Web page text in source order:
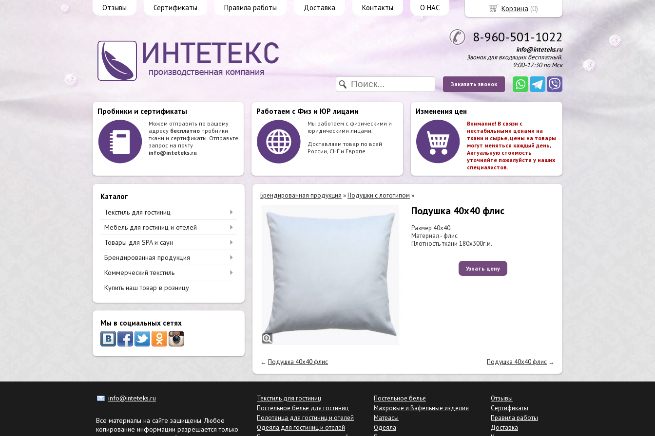
Отзывы Сертификаты Правила работы Доставка Контакты О НАС
8-960-501-1022
info@inteteks.ru
Звонок для входящих бесплатный.
9:00-17:30 по Мск
Заказать звонок
Пробники и сертификаты
Можем отправить по вашему
адресу бесплатно пробники
ткани и сертификаты. Отправьте
запрос на почту
info@inteteks.ru
Работаем с Физ и ЮР лицами
Мы работаем с физическими и
юридическими лицами.
Доставляем товар по всей
России, СНГ и Европе
Изменения цен
Внимание! В связи с
нестабильными ценами на
ткани и сырье, цены на товары
могут меняться каждый день,
Актуальную стоимость
уточняйте пожалуйста у наших
специалистов.
Каталог
Текстиль для гостиниц
Мебель для гостиниц и отелей
Товары для SPA и саун
Брендированная продукция
Коммерческий текстиль
Купить наш товар в розницу
Мы в социальных сетях
Брендированная продукция »Подушки с логотипом »
Подушка 40х40 флис
Размер 40х40
Материал - флис
Плотность ткани 180х300г.м.
Узнать цену
← Подушка 40х40 флис Подушка 40х40 флис →
info@inteteks.ru
Все материалы на сайте защищены. Любое
копирование информации разрешается только
Текстиль для гостиниц
Постельное белье для гостиниц
Полотенца для гостиниц и отелей
Одеяла для гостиниц и отелей
Постельное белье
Махровые и Вафельные изделия
Матрасы
Одеяла
Отзывы
Сертификаты
Правила работы
Доставка
Корзина (0)